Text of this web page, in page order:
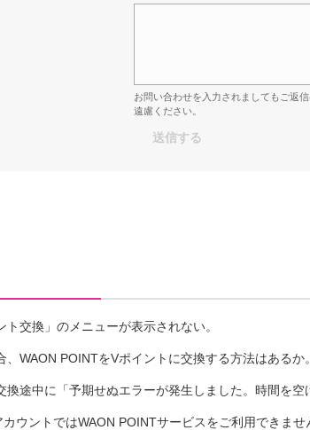
お問い合わせを入力されましてもご返
遠慮ください。
交換」のメニューが表示されない。
WAON POINTをVポイントに交換する方法はあるか。
途中に「予期せぬエラーが発生しました。時間を空
ウントではWAON POINTサービスをご利用できませ